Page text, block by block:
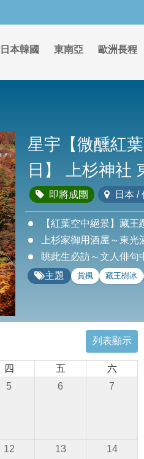
日本韓國 東南亞 歐洲長程
星宇【微醺紅
日】 上杉神社
即將成團 日本 /
【紅葉空中絕景】藏
上杉家御用酒屋～東
眺此生必訪～文人俳句
主題
賞楓 藏王樹冰
列表顯示
四 五
六
5 6 7
12 13 14